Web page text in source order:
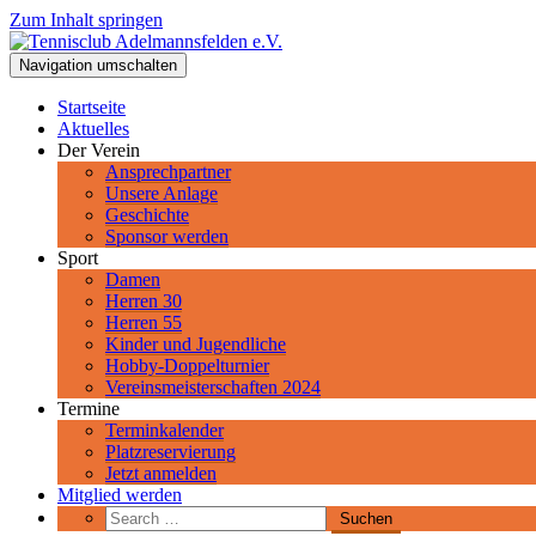
Zum Inhalt springen
Tennisclub Adelmannsfelden e.V.
Spiel, Satz und Sieg! Herzlich Willkommen beim Tennisclub
Navigation umschalten
Startseite
Aktuelles
Der Verein
Ansprechpartner
Unsere Anlage
Geschichte
Sponsor werden
Sport
Damen
Herren 30
Herren 55
Kinder und Jugendliche
Hobby-Doppelturnier
Vereinsmeisterschaften 2024
Termine
Terminkalender
Platzreservierung
Jetzt anmelden
Mitglied werden